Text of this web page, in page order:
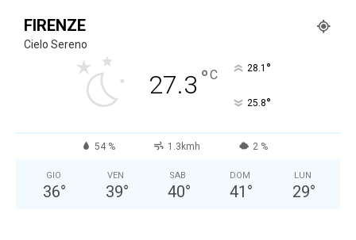
FIRENZE
Cielo Sereno
27.3 °C 28.1 °
25.8°
54 % 1.3kmh 2 %
GIO
36°
VEN
39°
SAB
40°
DOM
41 °
LUN
29°